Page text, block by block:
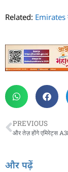
Related: Emirates
PREVIOUS
और पढ़ें